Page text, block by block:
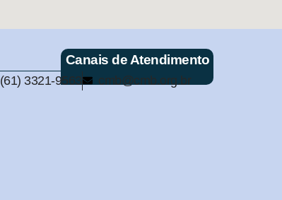
Canais de Atendimento
(61) 3321-9563 cmb@cmb.org.br